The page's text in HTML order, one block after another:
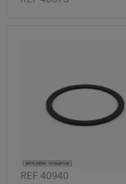
REF 40940